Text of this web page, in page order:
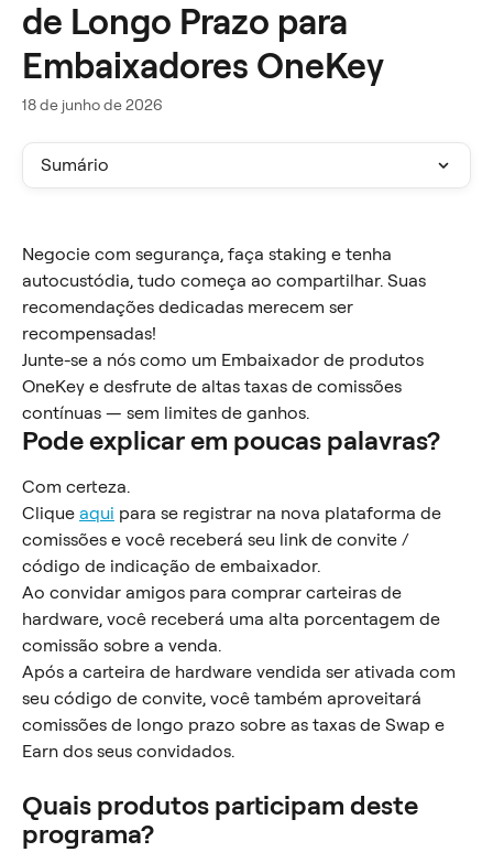
de Longo Prazo para
Embaixadores OneKey
18 de junho de 2026
Sumário
Negocie com segurança, faça staking e tenha
autocustódia, tudo começa ao compartilhar. Suas
recomendações dedicadas merecem ser
recompensadas!
Junte-se a nós como um Embaixador de produtos
OneKey e desfrute de altas taxas de comissões
contínuas — sem limites de ganhos.
Pode explicar em poucas palavras?
Com certeza.
Clique aqui para se registrar na nova plataforma de
comissões e você receberá seu link de convite /
código de indicação de embaixador.
Ao convidar amigos para comprar carteiras de
hardware, você receberá uma alta porcentagem de
comissão sobre a venda.
Após a carteira de hardware vendida ser ativada com
seu código de convite, você também aproveitará
comissões de longo prazo sobre as taxas de Swap e
Earn dos seus convidados.
Quais produtos participam deste
programa?